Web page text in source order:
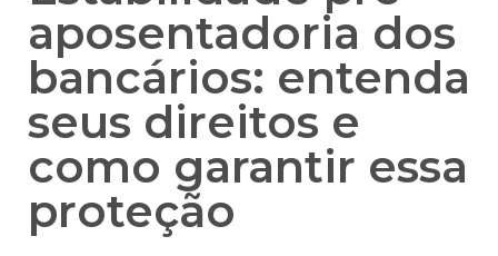
aposentadoria dos
bancários: entenda
seus direitos e
como garantir essa
proteção